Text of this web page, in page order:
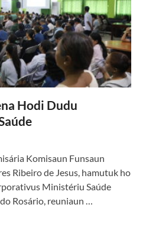
Hodi Dudu
Komisaun Funsaun
Ribeiro de Jesus, hamutuk ho
Ministériu Saúde
Rosário, reuniaun …